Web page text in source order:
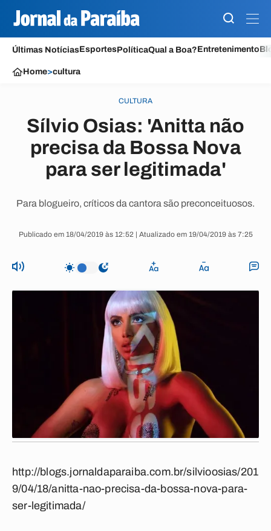
Últimas NotíciasEsportesPolíticaQual a Boa?Entretenimento
Home>cultura
CULTURA
Sílvio Osias: 'Anitta não
precisa da Bossa Nova
para ser legitimada'
Para blogueiro, críticos da cantora são preconceituosos.
Publicado em 18/04/2019 às 12:52 | Atualizado em 19/04/2019 às 7:25
http://blogs.jornaldaparaiba.com.br/silvioosias/201
9/04/18/anitta-nao-precisa-da-bossa-nova-para-
ser-legitimada/